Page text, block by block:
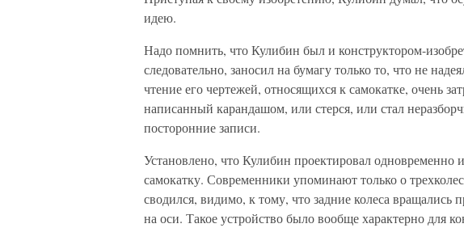
идею.
Надо помнить, что Кулибин был и конструктором-
следовательно, заносил на бумагу только то, что не
чтение его чертежей, относящихся к самокатке, очень
написанный карандашом, или стерся, или стал
посторонние записи.
Установлено, что Кулибин проектировал одновременно
самокатку. Современники упоминают только о
сводился, видимо, к тому, что задние колеса
на оси. Такое устройство было вообще характерно для